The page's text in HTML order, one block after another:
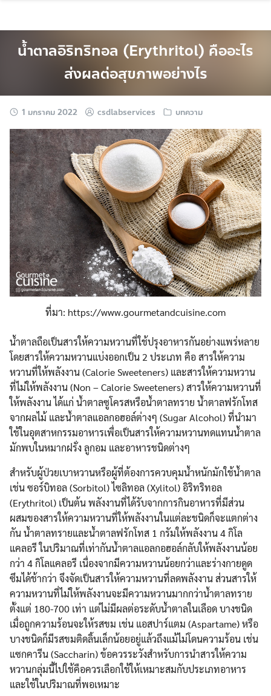
content
น้ำตาลอิริทริทอล (Erythritol) คืออะไร
ส่งผลต่อสุขภาพอย่างไร
1 มกราคม 2022 csdlabservices บทความ
ที่มา: https://www.gourmetandcuisine.com
น้ำตาลถือเป็นสารให้ความหวานที่ใช้ปรุงอาหารกันอย่างแพร่หลาย
โดยสารให้ความหวานแบ่งออกเป็น 2 ประเภท คือ สารให้ความ
หวานที่ให้พลังงาน (Calorie Sweeteners) และสารให้ความหวาน
ที่ไม่ให้พลังงาน (Non – Calorie Sweeteners) สารให้ความหวานที่
ให้พลังงาน ได้แก่ น้ำตาลซูโครสหรือน้ำตาลทราย น้ำตาลฟรักโทส
จากผลไม้ และน้ำตาลแอลกอฮอล์ต่างๆ (Sugar Alcohol) ที่นำมา
ใช้ในอุตสาหกรรมอาหารเพื่อเป็นสารให้ความหวานทดแทนน้ำตาล
มักพบในหมากฝรั่ง ลูกอม และอาหารชนิดต่างๆ
สำหรับผู้ป่วยเบาหวานหรือผู้ที่ต้องการควบคุมน้ำหนักมักใช้น้ำตาล
เช่น ซอร์บิทอล (Sorbitol) ไซลิทอล (Xylitol) อิริทริทอล
(Erythritol) เป็นต้น พลังงานที่ได้รับจากการกินอาหารที่มีส่วน
ผสมของสารให้ความหวานที่ให้พลังงานในแต่ละชนิดก็จะแตกต่าง
กัน น้ำตาลทรายและน้ำตาลฟรักโทส 1 กรัมให้พลังงาน 4 กิโล
แคลอรี ในปริมาณที่เท่ากันน้ำตาลแอลกอฮอล์กลับให้พลังงานน้อย
กว่า 4 กิโลแคลอรี เนื่องจากมีความหวานน้อยกว่าและร่างกายดูด
ซึมได้ช้ากว่า จึงจัดเป็นสารให้ความหวานที่ลดพลังงาน ส่วนสารให้
ความหวานที่ไม่ให้พลังงานจะมีความหวานมากกว่าน้ำตาลทราย
ตั้งแต่ 180-700 เท่า แต่ไม่มีผลต่อระดับน้ำตาลในเลือด บางชนิด
เมื่อถูกความร้อนจะให้รสขม เช่น แอสปาร์แตม (Aspartame) หรือ
บางชนิดก็มีรสขมติดลิ้นเล็กน้อยอยู่แล้วถึงแม้ไม่โดนความร้อน เช่น
แซกคารีน (Saccharin) ข้อควรระวังสำหรับการนำสารให้ความ
หวานกลุ่มนี้ไปใช้คือควรเลือกใช้ให้เหมาะสมกับประเภทอาหาร
และใช้ในปริมาณที่พอเหมาะ